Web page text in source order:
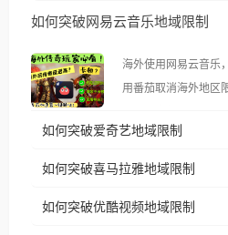
示语。 海外用户如香港、澳门、台湾、美国、加拿
像其他音乐平台一样
仅能在中国大陆地区播放。 遇到这个问题
台湾、美国、加拿大
权限制所困扰。
如何突破网易云音乐地域限制
海外使用网易云音乐
用番茄取消海外地区限制。 当在海外打
播放”的提示语。 海外用户如香港、澳门、台湾、美
制问题，且仅能在中国大陆地
如何突破爱奇艺地域限制
如何突破喜马拉雅地域限制
如何突破优酷视频地域限制